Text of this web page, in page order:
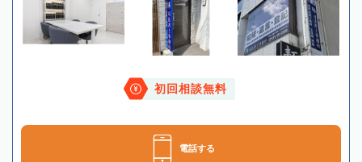
初回相談無料
電話する